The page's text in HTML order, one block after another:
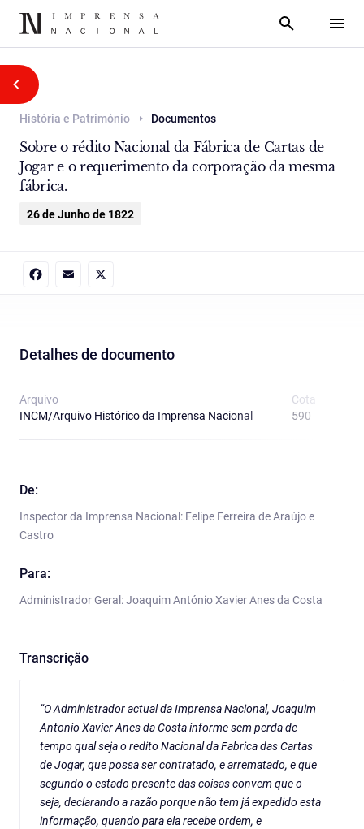
História e Património Documentos
Sobre o rédito Nacional da Fábrica de Cartas de
Jogar e o requerimento da corporação da mesma
fábrica.
26 de Junho de 1822
Detalhes de documento
Arquivo
INCM/Arquivo Histórico da Imprensa Nacional
Cota
590
De:
Inspector da Imprensa Nacional: Felipe Ferreira de Araújo e
Castro
Para:
Administrador Geral: Joaquim António Xavier Anes da Costa
Transcrição
“O Administrador actual da Imprensa Nacional, Joaquim
Antonio Xavier Anes da Costa informe sem perda de
tempo qual seja o redito Nacional da Fabrica das Cartas
de Jogar, que possa ser contratado, e arrematado, e que
segundo o estado presente das coisas convem que o
seja, declarando a razão porque não tem já expedido esta
informação, quando para ela recebe ordem, e